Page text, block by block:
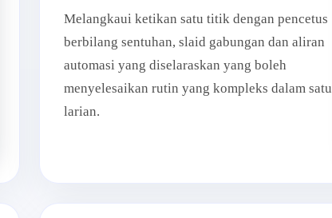
Melangkaui ketikan satu titik dengan pencetus
berbilang sentuhan, slaid gabungan dan aliran
automasi yang diselaraskan yang boleh
menyelesaikan rutin yang kompleks dalam satu
larian.